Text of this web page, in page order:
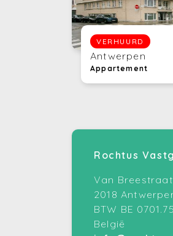
VERHUURD
Antwerpen
Appartement
Rochtus
Van
2018
BTW BE
België